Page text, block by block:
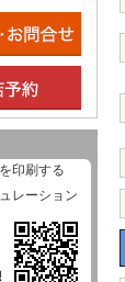
印刷する
レーション